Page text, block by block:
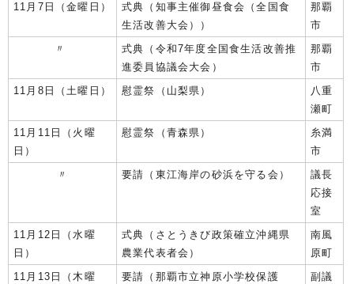
11月7日（金曜日）
式典（知事主催御昼食会（全国食
生活改善大会））
那覇
市
〃
式典（令和7年度全国食生活改善推
進委員協議会大会）
那覇
市
11月8日（土曜日）
慰霊祭（山梨県）
八重
瀬町
11月11日（火曜
日）
慰霊祭（青森県）
糸満
市
〃
要請（東江海岸の砂浜を守る会）
議長
応接
室
11月12日（水曜
日）
式典（さとうきび政策確立沖縄県
農業代表者会）
南風
原町
11月13日（木曜
要請（那覇市立神原小学校保護
副議